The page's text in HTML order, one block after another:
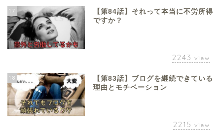
17
【第84話】それって本当に不労所得
ですか？
2243 view
18
【第83話】ブログを継続できている
理由とモチベーション
2215 view